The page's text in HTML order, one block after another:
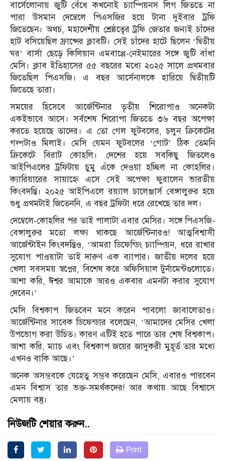
বার্সেলোনায় জুটি বেঁধে কখনোই চ্যাম্পিয়নস লিগ জিততে না
পারা উসমান দেম্বেলে পিএসজির হয়ে টানা দুইবার ট্রফি
জিতেছেন। অথচ, মহাদেশীয় শ্রেষ্ঠত্বের ট্রফি জেতার জন্যই চাঁদের
হাট বসিয়েছিল ফ্রান্সের ক্লাবটি। সেই চাঁদের হাটে ছিলেন ‘দ্বিতীয়
ঘর’ বার্সা ছেড়ে কিলিয়ান এমবাপ্পে-নেইমারের সঙ্গে জুটি বাঁধা
মেসি। ক্লাব ইতিহাসের ৫৫ বছরের মধ্যে ২০২৫ সালে প্রথমবার
জিতেছিল পিএসজি। এ বছর আর্সেনালকে হারিয়ে দ্বিতীয়টি
জিতেছে তারা।
সময়ের হিসেবে আর্জেন্টিনার তৃতীয় শিরোপাও অনেকটা
একইভাবে আসে। সর্বশেষ শিরোপা জিততে ৩৬ বছর অপেক্ষা
করতে হয়েছে তাদের। এ তো গেল ফুটবলের, চলুন ক্রিকেটের
গল্পটাও মিলাই। মেসি যেমন ফুটবলের ‘গোট’ ঠিক তেমনি
ক্রিকেটে বিরাট কোহলি। দেশের হয়ে সবকিছু জিতলেও
আইপিএলের ট্রফিটায় চুমু এঁকে দেওয়া হচ্ছিল না কোহলির।
ক্যারিয়ারের সায়াহ্নে এসে সেই অপেক্ষা ফুরালেন ভারতীয়
কিংবদন্তি। ২০২৫ আইপিএলে রয়্যাল চালেঞ্জার্স বেঙ্গালুরুর হয়ে
শুধু প্রথমটাই জিতেননি, এ বছর ট্রফিটা ধরে রেখেছে তার দল।
দেম্বেলে-কোহলির পর তাই পালাটা এবার মেসির। সঙ্গে পিএসজি-
বেঙ্গালুরুর মতো লক্ষ্য থাকছে আর্জেন্টিনারও! আত্মবিশ্বাসী
আর্জেন্টাইন কিংবদন্তিও, ‘আমরা ডিফেন্ডিং চ্যাম্পিয়ন, ধরে রাখার
সুযোগ পাওয়াটা তাই দারুণ এক ব্যাপার। জাতীয় দলের হয়ে
খেলা সবসময় স্বপ্নের, বিশেষ করে অফিসিয়াল টুর্নামেন্টগুলোতে।
আশা করি, ঈশ্বর আমাকে আরও একবার এমনটা করার সুযোগ
দেবেন।’
মেসি বিশ্বকাপ জিতবেন মনে করেন পাবলো জাবালেতাও।
আর্জেন্টিনার সাবেক ডিফেন্ডার বলেছেন, ‘আমাদের মেসির খেলা
উপভোগ করা উচিত। কারণ এটিই হতে পারে তার শেষ বিশ্বকাপ।
আশা করি, ম্যাচ এবং বিশ্বকাপ জয়ের জাদুকরী মুহূর্ত তার মধ্যে
এখনও বাকি আছে।’
অনেক অসম্ভবকে যেহেতু সম্ভব করেছেন মেসি, এবারও পারবেন
এমন বিশ্বাস তার ভক্ত-সমর্থকদের! আর কথায় আছে বিশ্বাসে
মেলায় বস্তু।
নিউজটি শেয়ার করুন..
Print